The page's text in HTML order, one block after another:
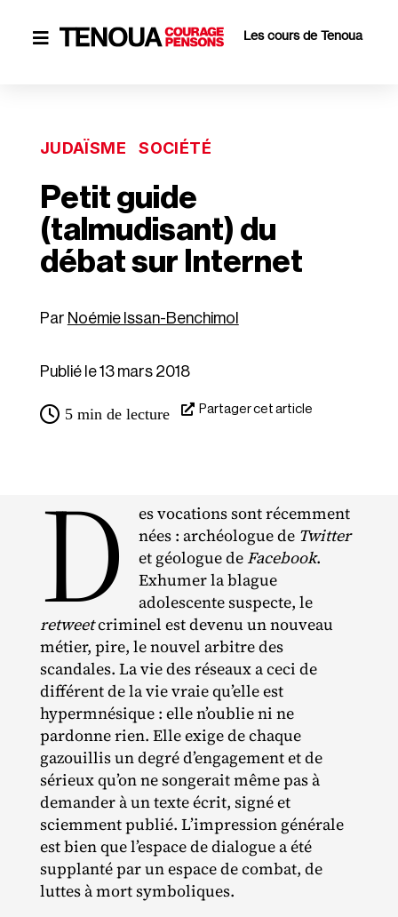
 Les cours de Tenoua
JUDAÏSME SOCIÉTÉ
Petit guide
(talmudisant) du
débat sur Internet
Noémie Issan-Benchimol
Publié le 13 mars 2018
5 min de lecture Partager cet article
D
es vocations sont récemment
nées : archéologue de Twitter
et géologue deFacebook.
Exhumer la blague
adolescente suspecte, le
retweetcriminel est devenu un nouveau
métier, pire, le nouvel arbitre des
scandales. La vie des réseaux a ceci de
différent de la vie vraie qu’elle est
hypermnésique : elle n’oublie ni ne
pardonne rien. Elle exige de chaque
gazouillis un degré d’engagement et de
sérieux qu’on ne songerait même pas à
demander à un texte écrit, signé et
sciemment publié. L’impression générale
est bien que l’espace de dialogue a été
supplanté par un espace de combat, de
luttes à mort symboliques.